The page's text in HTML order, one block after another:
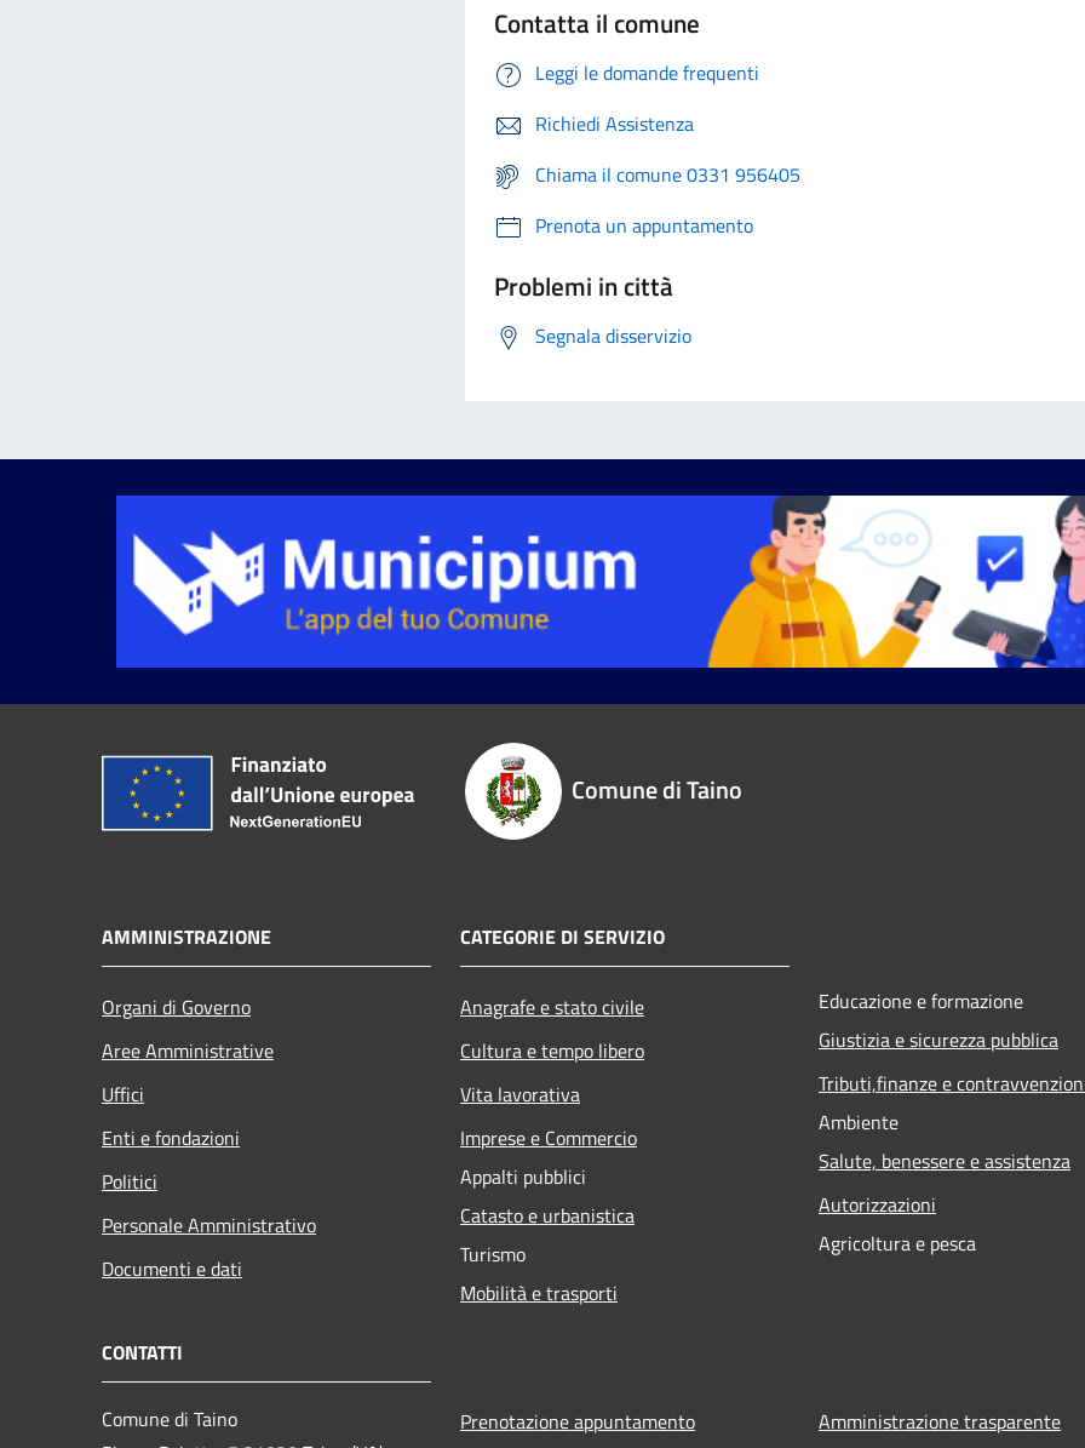
Contatta il comune
Leggi le domande frequenti
Richiedi Assistenza
Chiama il comune 0331 956405
Prenota un appuntamento
Problemi in città
Segnala disservizio
Comune di Taino
AMMINISTRAZIONE
Organi di Governo
Aree Amministrative
Uffici
Enti e fondazioni
Politici
Personale Amministrativo
Documenti e dati
CATEGORIE DI SERVIZIO
Anagrafe e stato civile
Cultura e tempo libero
Vita lavorativa
Imprese e Commercio
Appalti pubblici
Catasto e urbanistica
Turismo
Mobilità e trasporti
Educazione e formazione
Giustizia e sicurezza pubblica
Tributi,finanze e
Ambiente
Salute, benessere e assistenza
Autorizzazioni
Agricoltura e pesca
CONTATTI
Comune di Taino
Prenotazione appuntamento Amministrazione trasparente